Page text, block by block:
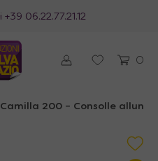
100% Made in
0
Camilla 200 – Consolle